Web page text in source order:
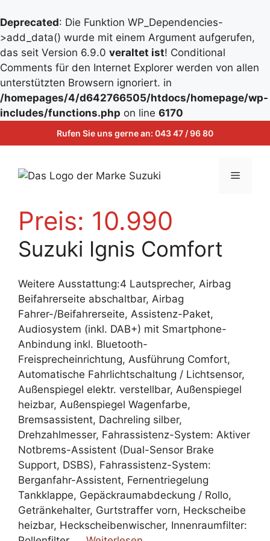
Deprecated: Die Funktion WP_Dependencies-
>add_data() wurde mit einem Argument aufgerufen,
das seit Version 6.9.0 veraltet ist! Conditional
Comments für den Internet Explorer werden von allen
unterstützten Browsern ignoriert. in
/homepages/4/d642766505/htdocs/homepage/wp-
includes/functions.php on line 6170
Zum
Inhalt
Inhalt
Rufen Sie uns gerne an: 043 47 / 96 80
Menü
Preis: 10.990
Suzuki Ignis Comfort
Weitere Ausstattung:4 Lautsprecher, Airbag
Beifahrerseite abschaltbar, Airbag
Fahrer-/Beifahrerseite, Assistenz-Paket,
Audiosystem (inkl. DAB+) mit Smartphone-
Anbindung inkl. Bluetooth-
Freisprecheinrichtung, Ausführung Comfort,
Automatische Fahrlichtschaltung / Lichtsensor,
Außenspiegel elektr. verstellbar, Außenspiegel
heizbar, Außenspiegel Wagenfarbe,
Bremsassistent, Dachreling silber,
Drehzahlmesser, Fahrassistenz-System: Aktiver
Notbrems-Assistent (Dual-Sensor Brake
Support, DSBS), Fahrassistenz-System:
Berganfahr-Assistent, Fernentriegelung
Tankklappe, Gepäckraumabdeckung / Rollo,
Getränkehalter, Gurtstraffer vorn, Heckscheibe
heizbar, Heckscheibenwischer, Innenraumfilter: